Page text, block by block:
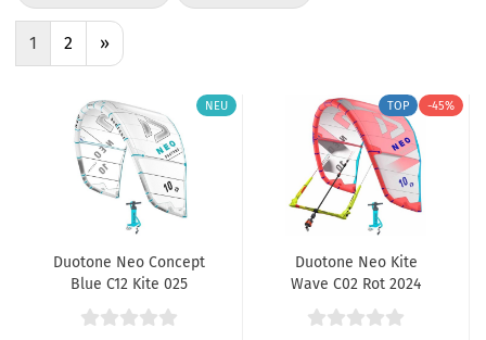
1 2 »
NEU
Duotone Neo Concept
Blue C12 Kite 025
TOP -45%
Duotone Neo Kite
Wave C02 Rot 2024